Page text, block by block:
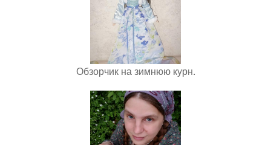
Обзорчик на зимнюю курн.